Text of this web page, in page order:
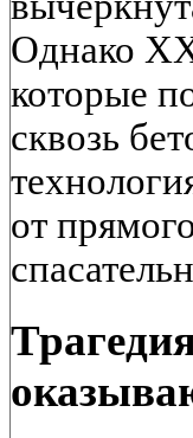
Однако
которые
сквозь
от